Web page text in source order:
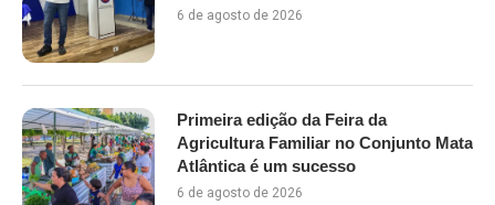
6 de agosto de 2026
Primeira edição da Feira da
Agricultura Familiar no Conjunto Mata
Atlântica é um sucesso
6 de agosto de 2026